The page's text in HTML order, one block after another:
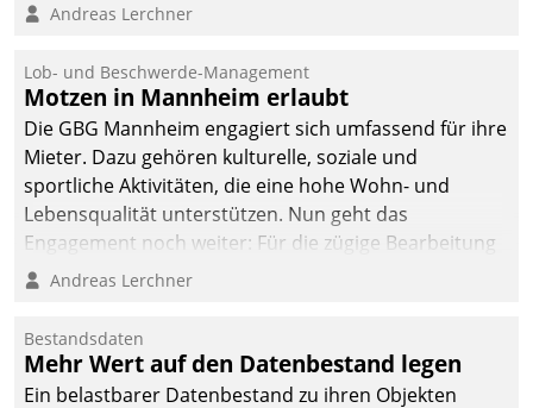
Andreas Lerchner
Lob- und Beschwerde-Management
Motzen in Mannheim erlaubt
Die GBG Mannheim engagiert sich umfassend für ihre
Mieter. Dazu gehören kulturelle, soziale und
sportliche Aktivitäten, die eine hohe Wohn- und
Lebensqualität unterstützen. Nun geht das
Engagement noch weiter: Für die zügige Bearbeitung
von Beschwerden – oder Lob – richtet das
und Beschwerde-Management einen eigenen Kanal
ein.
Andreas Lerchner
Bestandsdaten
Mehr Wert auf den Datenbestand legen
Ein belastbarer Datenbestand zu ihren Objekten